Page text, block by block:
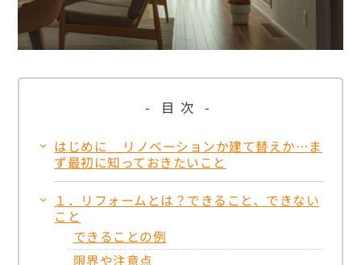
目次
はじめに__リノベーションか建て替えか…ま
ず最初に知っておきたいこと
１．リフォームとは？できること、できない
こと
できることの例
限界や注意点